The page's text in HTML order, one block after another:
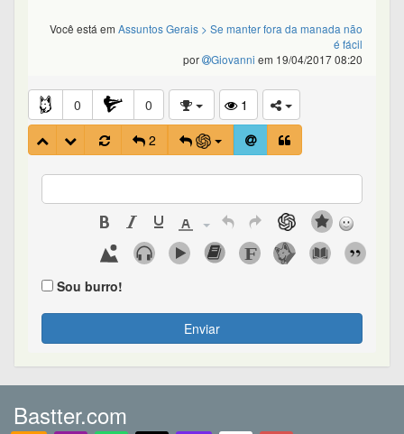
Você está em Assuntos Gerais > Se manter fora da manada não
é fácil
por
Giovanni em 19/04/2017 08:20
0 0
1
2
Sou burro!
Enviar
Bastter.com